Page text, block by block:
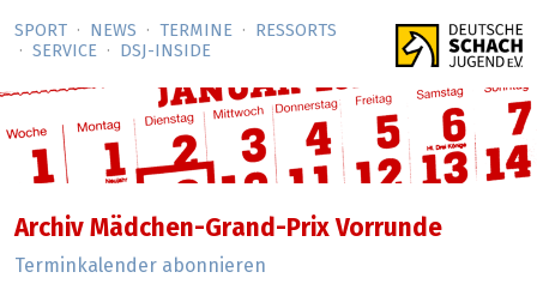
SPORT NEWS TERMINE
RESSORTS
SERVICE
DSJ-­INSIDE
Archiv Mädchen-Grand-Prix Vorrunde
Terminkalender abonnieren